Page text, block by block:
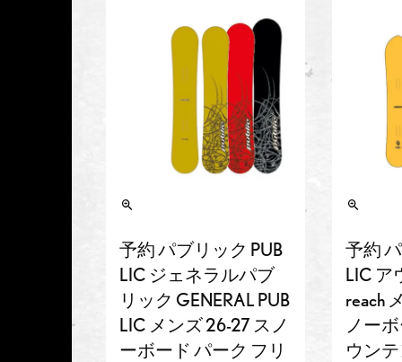
予約 パブリック PUB
LIC ジェネラルパブ
リック GENERAL PUB
LIC メンズ 26-27 スノ
ーボード パーク フリ
予約
LIC ア
reach
ノー
ウン